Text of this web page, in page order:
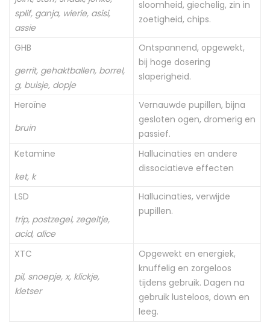
splif, ganja, wierie, asisi,
assie
sloomheid, giechelig, zin in
zoetigheid, chips.
GHB
gerrit, gehaktballen, borrel,
g, buisje, dopje
Ontspannend, opgewekt,
bij hoge dosering
slaperigheid.
Heroïne
bruin
Vernauwde pupillen, bijna
gesloten ogen, dromerig en
passief.
Ketamine
ket, k
Hallucinaties en andere
dissociatieve effecten
LSD
trip, postzegel, zegeltje,
acid, alice
Hallucinaties, verwijde
pupillen.
XTC
pil, snoepje, x, klickje,
kletser
Opgewekt en energiek,
knuffelig en zorgeloos
tijdens gebruik. Dagen na
gebruik lusteloos, down en
leeg.